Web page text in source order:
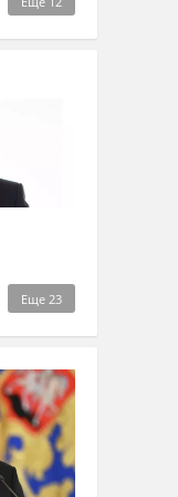
Еще 23